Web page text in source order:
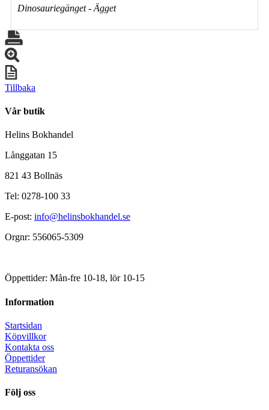
Dinosauriegänget - Ägget
Tillbaka
Vår butik
Helins Bokhandel
Långgatan 15
821 43 Bollnäs
Tel: 0278-100 33
E-post: info@helinsbokhandel.se
Orgnr: 556065-5309
Öppettider: Mån-fre 10-18, lör 10-15
Information
Startsidan
Köpvillkor
Kontakta oss
Öppettider
Returansökan
Följ oss